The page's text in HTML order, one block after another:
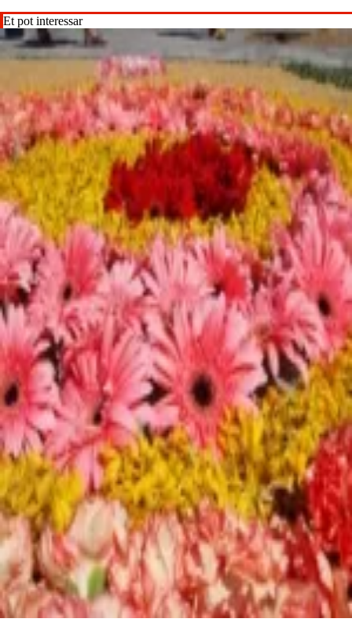
Et pot interessar